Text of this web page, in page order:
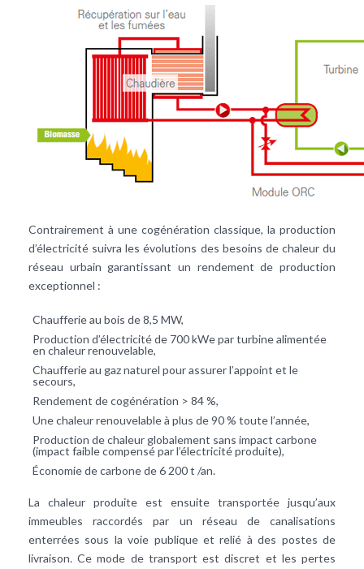
Contrairement à une cogénération classique, la production
d’électricité suivra les évolutions des besoins de chaleur du
réseau urbain garantissant un rendement de production
exceptionnel :
Chaufferieau bois de 8,5 MW,
Production d’électricité de 700 kWe par turbine alimentée
en chaleur renouvelable,
Chaufferie au gaz naturel pour assurer l’appoint et le
secours,
Rendement de cogénération > 84 %,
Une chaleur renouvelable à plus de 90 % toute l’année,
Production de chaleur globalement sans impact carbone
(impact faible compensé par l’électricité produite),
Économie de carbone de 6 200 t /an.
La chaleur produite est ensuite transportée jusqu’aux
immeubles raccordés par un réseau de canalisations
enterrées sous la voie publique et relié à des postes de
livraison. Ce mode de transport est discret et les pertes